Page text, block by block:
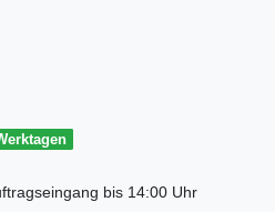
bis 14:00 Uhr